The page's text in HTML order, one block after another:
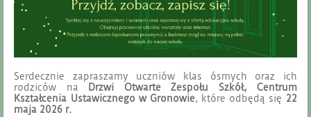
Serdecznie zapraszamy uczniów klas ósmych oraz ich
rodziców na
Drzwi Otwarte Zespołu Szkół, Centrum
Kształcenia Ustawicznego w Gronowie, które odbędą się 22
maja 2026 r.